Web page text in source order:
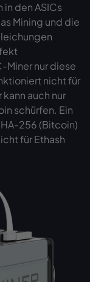
den ASICs
Mining und die
Miner nur diese
nicht für
auch nur
schürfen. Ein
256 (Bitcoin)
für Ethash